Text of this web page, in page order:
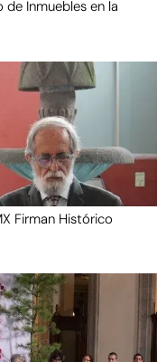
Inmuebles en la
Firman Histórico